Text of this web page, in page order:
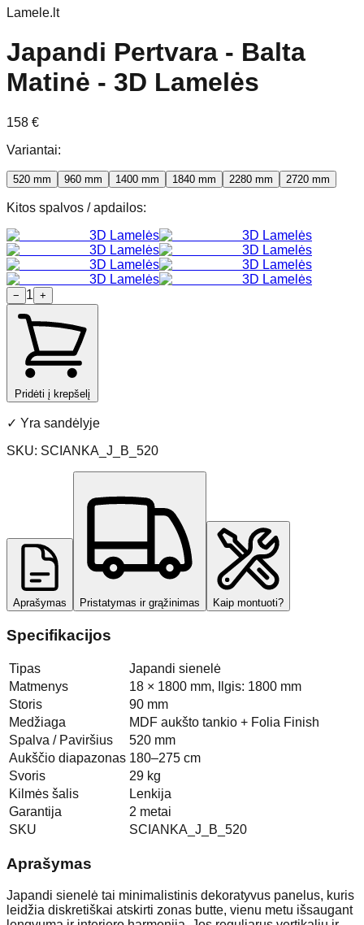
Lamele.lt
Japandi Pertvara - Balta
Matinė - 3D Lamelės
158 €
Variantai:
520 mm 960 mm 1400 mm 1840 mm 2280 mm 2720 mm
Kitos spalvos / apdailos:
3D Lamelės
3D Lamelės
3D Lamelės
3D Lamelės
3D Lamelės
3D Lamelės
3D Lamelės
3D Lamelės
− 1 +
Pridėti į krepšelį
✓ Yra sandėlyje
SKU: SCIANKA_J_B_520
Aprašymas Pristatymas ir grąžinimas Kaip montuoti?
Specifikacijos
Tipas
Japandi sienelė
Matmenys
18 × 1800 mm, Ilgis: 1800 mm
Storis
90 mm
Medžiaga
MDF aukšto tankio + Folia Finish
Spalva / Paviršius
520 mm
Aukščio diapazonas 180–275 cm
Svoris
29 kg
Kilmės šalis
Lenkija
Garantija
2 metai
SKU
SCIANKA_J_B_520
Aprašymas
Japandi sienelė tai minimalistinis dekoratyvus panelus, kuris
leidžia diskretiškai atskirti zonas butte, vienu metu išsaugant